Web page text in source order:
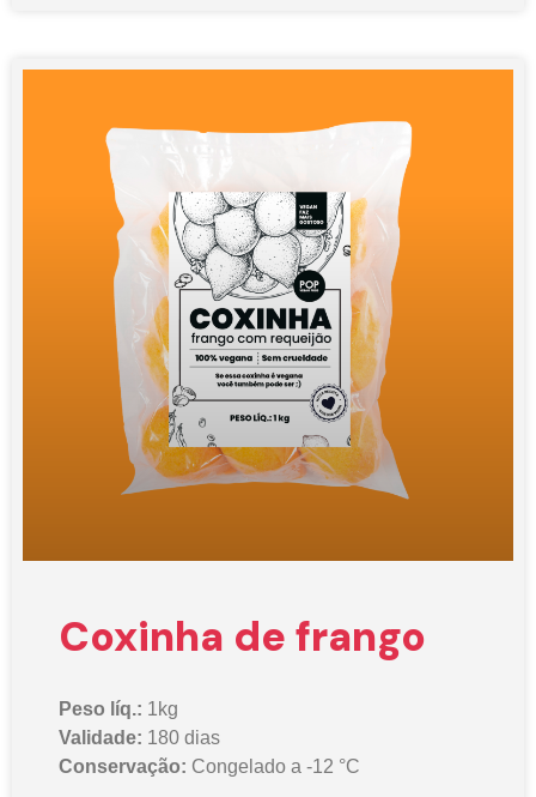
Coxinha de frango
Peso líq.: 1kg
Validade: 180 dias
Conservação: Congelado a -12 °C